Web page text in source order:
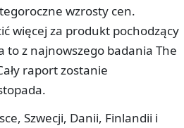
wzrosty cen.
więcej za produkt pochodzący
to z najnowszego badania The
raport zostanie
Szwecji, Danii, Finlandii i